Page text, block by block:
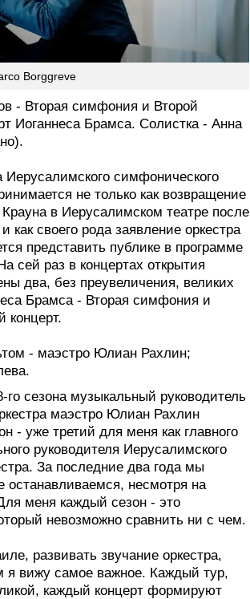
Borggreve
- Вторая симфония и Второй
Иоганнеса Брамса. Солистка - Анна
Иерусалимского симфонического
не только как возвращение
в Иерусалимском театре после
как своего рода заявление оркестра
представить публике в программе
сей раз в концертах открытия
два, без преувеличения, великих
Брамса - Вторая симфония и
концерт.
- маэстро Юлиан Рахлин;
го сезона музыкальный руководитель
маэстро Юлиан Рахлин
- уже третий для меня как главного
руководителя Иерусалимского
За последние два года мы
останавливаемся, несмотря на
меня каждый сезон - это
невозможно сравнить ни с чем.
развивать звучание оркестра,
я вижу самое важное. Каждый тур,
каждый концерт формируют